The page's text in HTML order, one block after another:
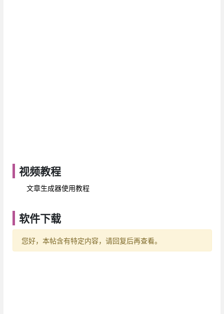
视频教程
文章生成器使用教程
软件下载
您好，本帖含有特定内容，请回复后再查看。